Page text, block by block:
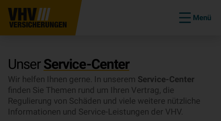
Menü
UnserService-Center
Wir helfen Ihnen gerne. In unserem Service-Center
finden Sie Themen rund um Ihren Vertrag, die
Regulierung von Schäden und viele weitere nützliche
Informationen und Service-Leistungen der VHV.